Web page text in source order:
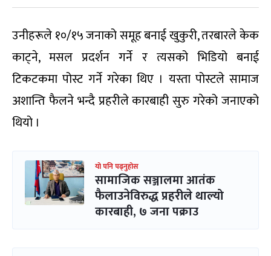
उनीहरूले १०/१५ जनाको समूह बनाई खुकुरी, तरबारले केक
काट्ने, मसल प्रदर्शन गर्ने र त्यसको भिडियो बनाई
टिकटकमा पोस्ट गर्ने गरेका थिए । यस्ता पोस्टले सामाज
अशान्ति फैलने भन्दै प्रहरीले कारबाही सुरु गरेको जनाएको
थियो ।
यो पनि पढ्नुहोस
सामाजिक सञ्जालमा आतंक
फैलाउनेविरुद्ध प्रहरीले थाल्यो
कारबाही, ७ जना पक्राउ